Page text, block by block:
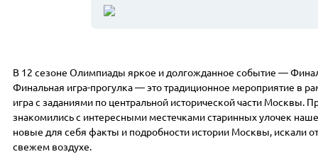
В 12 сезоне Олимпиады яркое и долгожданное событие —
Финальная игра-прогулка — это традиционное мероприятие в
игра с заданиями по центральной исторической части Москвы.
знакомились с интересными местечками старинных улочек
новые для себя факты и подробности истории Москвы, искали
свежем воздухе.